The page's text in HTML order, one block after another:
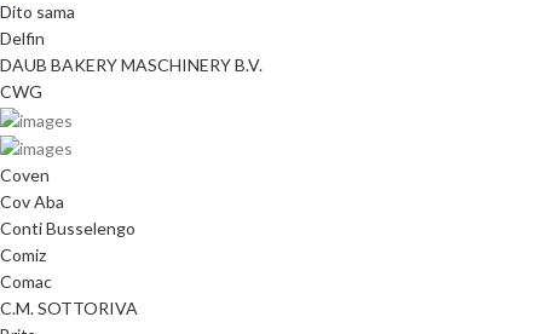
Dito sama
Delfin
DAUB BAKERY MASCHINERY B.V.
CWG
Coven
Cov Aba
Conti Busselengo
Comiz
Comac
C.M. SOTTORIVA